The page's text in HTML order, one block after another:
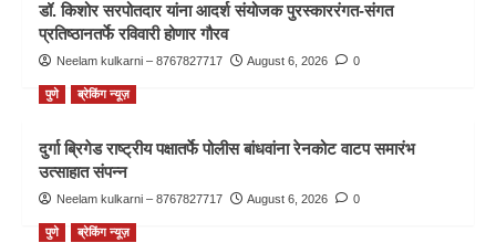
डॉ. किशोर सरपोतदार यांना आदर्श संयोजक पुरस्काररंगत-संगत
प्रतिष्ठानतर्फे रविवारी होणार गौरव
Neelam kulkarni – 8767827717 August 6, 2026 0
पुणे ब्रेकिंग न्यूज़
दुर्गा ब्रिगेड राष्ट्रीय पक्षातर्फे पोलीस बांधवांना रेनकोट वाटप समारंभ
उत्साहात संपन्न
Neelam kulkarni – 8767827717 August 6, 2026 0
पुणे ब्रेकिंग न्यूज़